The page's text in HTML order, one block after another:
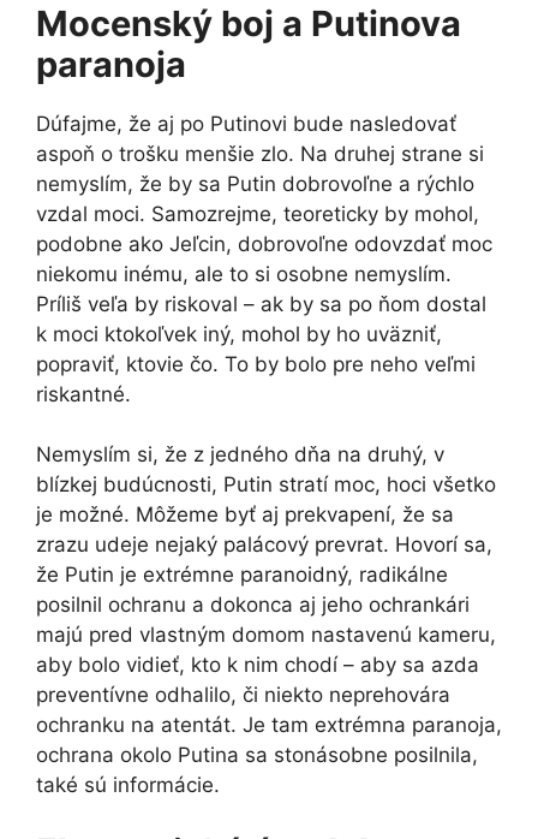
Mocenský boj a Putinova
paranoja
Dúfajme, že aj po Putinovi bude nasledovať
aspoň o trošku menšie zlo. Na druhej strane si
nemyslím, že by sa Putin dobrovoľne a rýchlo
vzdal moci. Samozrejme, teoreticky by mohol,
podobne ako Jeľcin, dobrovoľne odovzdať moc
niekomu inému, ale to si osobne nemyslím.
Príliš veľa by riskoval – ak by sa po ňom dostal
k moci ktokoľvek iný, mohol by ho uväzniť,
popraviť, ktovie čo. To by bolo pre neho veľmi
riskantné.
Nemyslím si, že z jedného dňa na druhý, v
blízkej budúcnosti, Putin stratí moc, hoci všetko
je možné. Môžeme byť aj prekvapení, že sa
zrazu udeje nejaký palácový prevrat. Hovorí sa,
že Putin je extrémne paranoidný, radikálne
posilnil ochranu a dokonca aj jeho ochrankári
majú pred vlastným domom nastavenú kameru,
aby bolo vidieť, kto k nim chodí – aby sa azda
preventívne odhalilo, či niekto neprehovára
ochranku na atentát. Je tam extrémna paranoja,
ochrana okolo Putina sa stonásobne posilnila,
také sú informácie.